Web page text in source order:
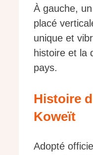
À gauche,
placé
unique et
histoire et la
pays.
Histoire
Koweït
Adopté